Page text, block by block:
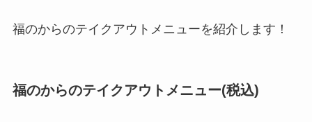
福のからのテイクアウトメニューを紹介します！
福のからのテイクアウトメニュー(税込)